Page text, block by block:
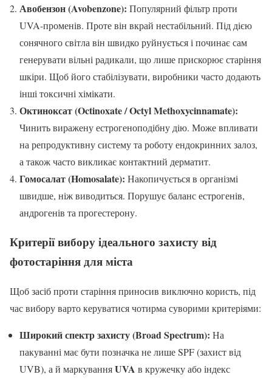
Авобензон (Avobenzone): Популярний фільтр проти
UVA-променів. Проте він вкрай нестабільний. Під дією
сонячного світла він швидко руйнується і починає сам
генерувати вільні радикали, що лише прискорює старіння
шкіри. Щоб його стабілізувати, виробники часто додають
інші токсичні хімікати.
Октиноксат (Octinoxate / Octyl Methoxycinnamate):
Чинить виражену естрогеноподібну дію. Може впливати
на репродуктивну систему та роботу ендокринних залоз,
а також часто викликає контактний дерматит.
Гомосалат (Homosalate): Накопичується в організмі
швидше, ніж виводиться. Порушує баланс естрогенів,
андрогенів та прогестерону.
Критерії вибору ідеального захисту від
фотостаріннядля міста
Щоб засіб проти старіння приносив виключно користь, під
час вибору варто керуватися чотирма суворими критеріями:
Широкий спектр захисту (Broad Spectrum): На
пакуванні має бути позначка не лише SPF (захист від
UVB), а й маркуванняUVA в кружечку або індекс